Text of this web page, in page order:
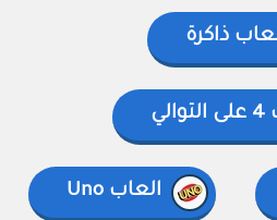
ذاكرة
العاب Uno